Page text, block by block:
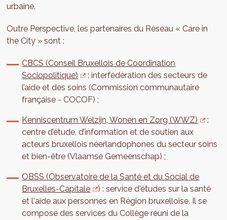
urbaine.
Outre Perspective, les partenaires du Réseau « Care in
the City » sont :
CBCS (Conseil Bruxellois de Coordination
Sociopolitique)
: interfédération des secteurs de
l’aide et des soins (Commission communautaire
française - COCOF) ;
Kenniscentrum Welzijn, Wonen en Zorg (WWZ)
:
centre d’étude, d’information et de soutien aux
acteurs bruxellois néerlandophones du secteur soins
et bien-être (Vlaamse Gemeenschap) ;
OBSS (Observatoire de la Santé et du Social de
Bruxelles-Capitale
) : service d'études sur la santé
et l'aide aux personnes en Région bruxelloise. Il se
compose des services du Collège réuni de la